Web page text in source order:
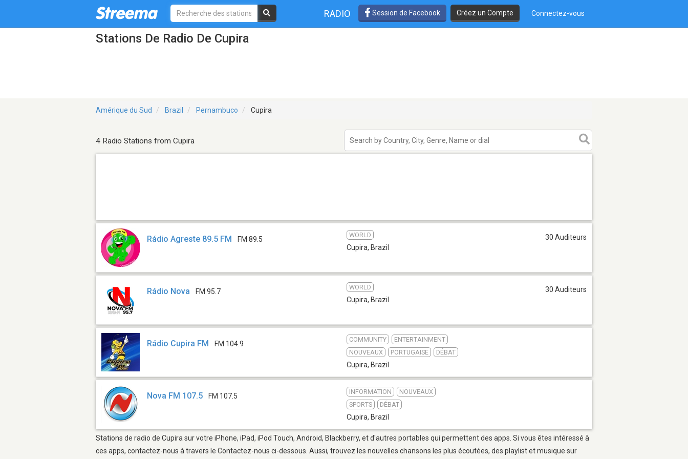
RADIO Session de Facebook Créez un Compte Connectez-vous
Stations De Radio De Cupira
Amérique du Sud Brazil Pernambuco Cupira
4 Radio Stations from Cupira
Rádio Agreste 89.5 FM FM 89.5
WORLD
Cupira, Brazil
30 Auditeurs
Rádio Nova FM 95.7
WORLD
Cupira, Brazil
30 Auditeurs
Rádio Cupira FM FM 104.9
COMMUNITY
ENTERTAINMENT
NOUVEAUX
PORTUGAISE DÉBAT
Cupira, Brazil
Nova FM 107.5 FM 107.5
INFORMATION
NOUVEAUX
SPORTS
DÉBAT
Cupira, Brazil
Stations de radio de Cupira sur votre iPhone, iPad, iPod Touch, Android, Blackberry, et d'autres portables qui permettent des apps. Si vous êtes intéressé à
ces apps, contactez-nous à travers le Contactez-nous ci-dessous. Aussi, trouvez les nouvelles chansons les plus écoutées, des playlist et musique sur